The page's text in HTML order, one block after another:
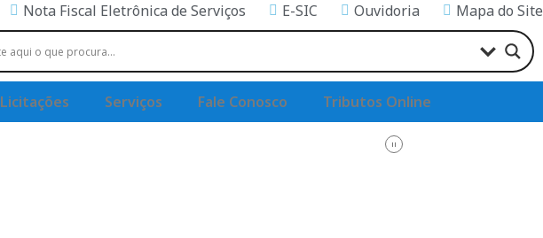
Nota Fiscal Eletrônica de Serviços E-SIC Ouvidoria Mapa do Site
Licitações Serviços Fale Conosco Tributos Online